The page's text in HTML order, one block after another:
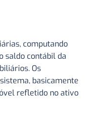
computando
saldo contábil da
Os
basicamente
refletido no ativo